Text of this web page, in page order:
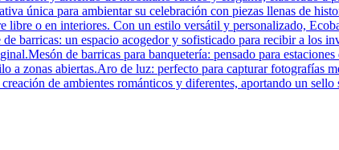
única para ambientar su celebración con piezas llenas de
libre o en interiores. Con un estilo versátil y personalizado,
barricas: un espacio acogedor y sofisticado para recibir a los
de barricas para banquetería: pensado para
a zonas abiertas.Aro de luz: perfecto para capturar
de ambientes románticos y diferentes, aportando un